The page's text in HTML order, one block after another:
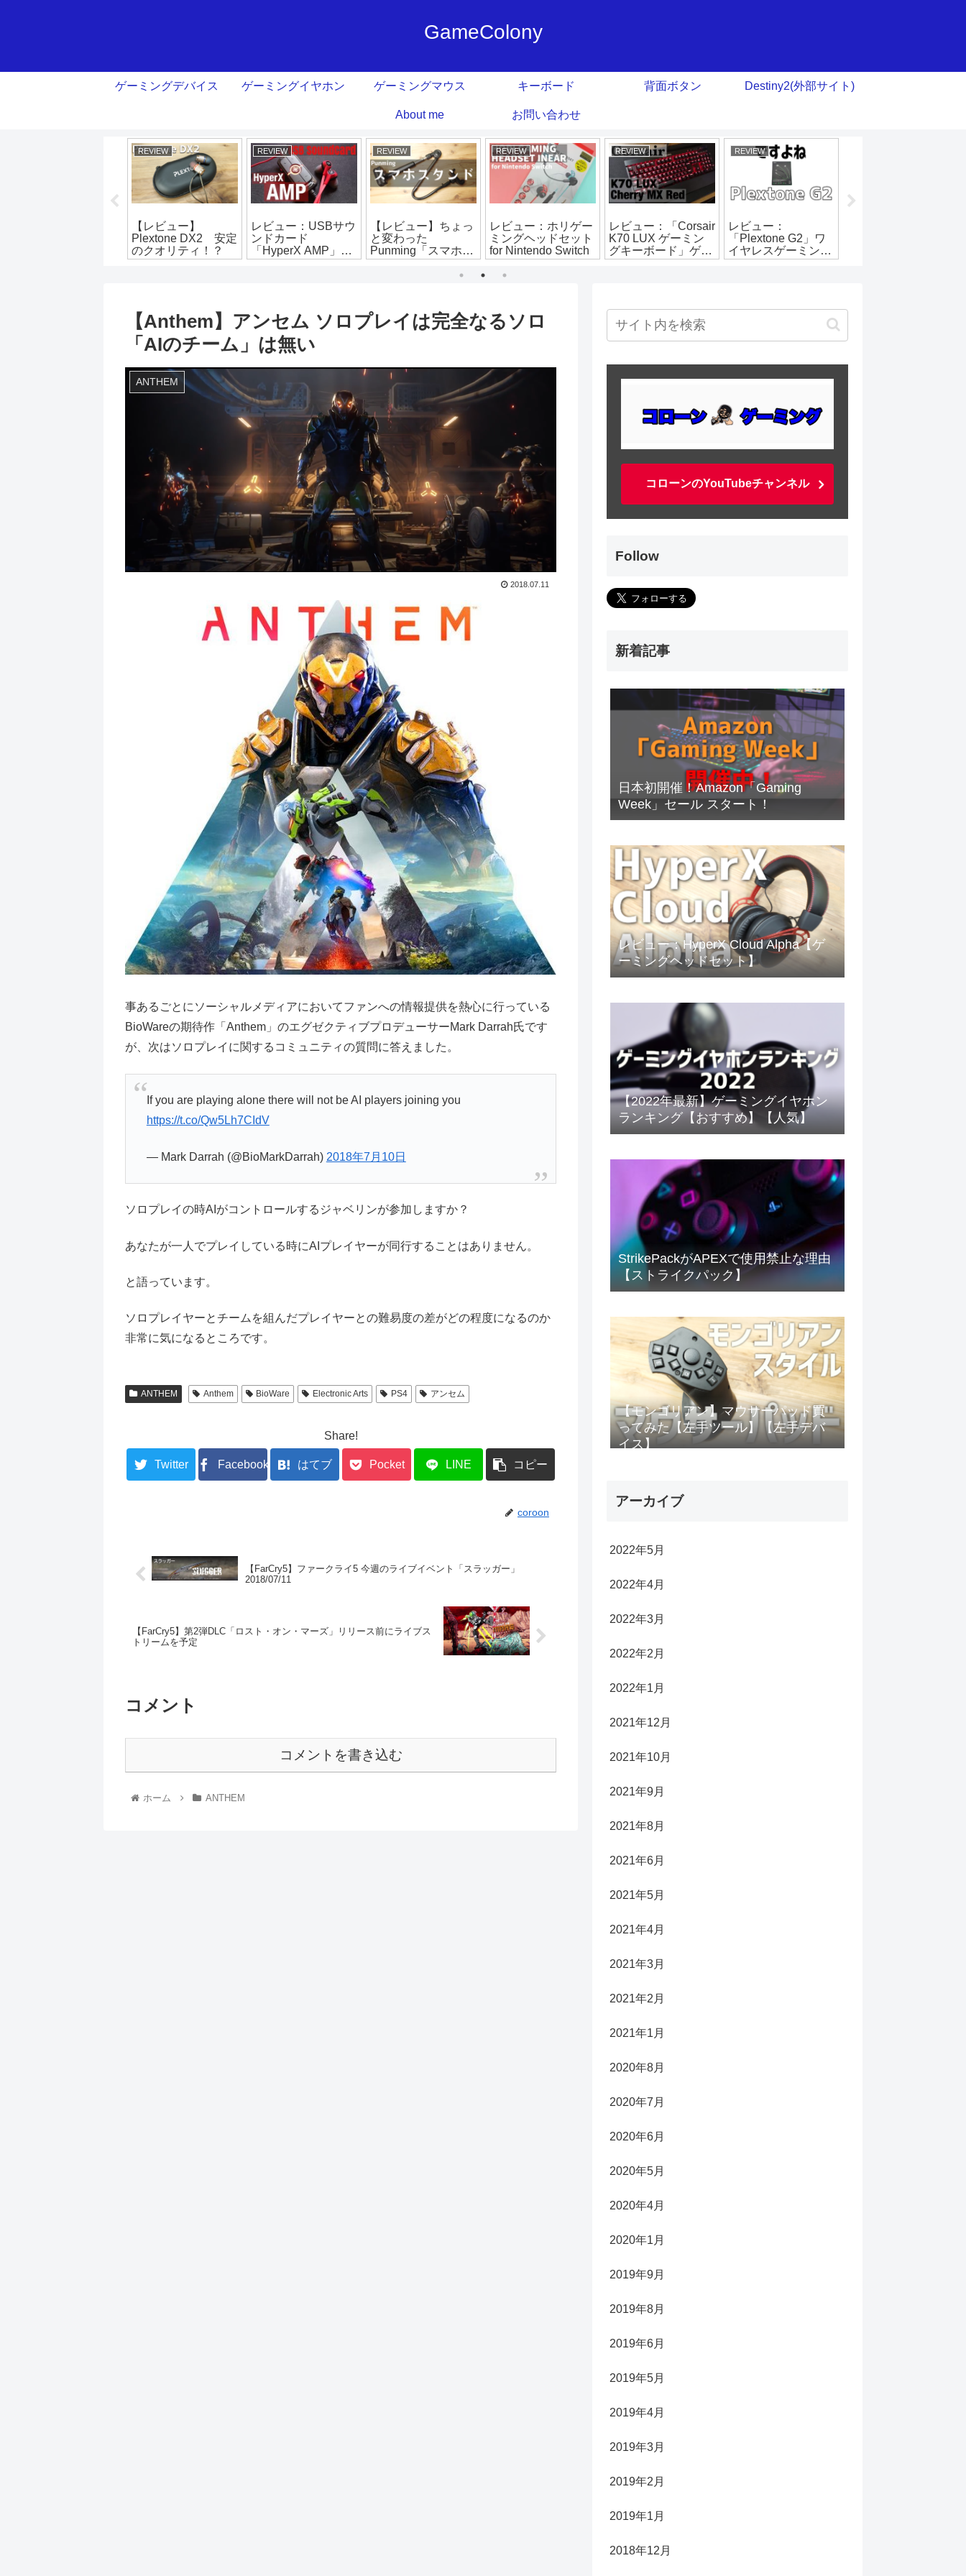
GameColony
ゲーミングデバイス ゲーミングイヤホン ゲーミングマウス キーボード 背面ボタン Destiny2(外部サイト)
About me お問い合わせ
REVIEW
【レビュー】
Plextone DX2 安定
のクオリティ！？
REVIEW
レビュー：USBサウ
ンドカード
「HyperX AMP」バ
ーチャルサラウンド
REVIEW
【レビュー】ちょっ
と変わった
Punming「スマホス
タンド」
REVIEW
レビュー：ホリゲー
ミングヘッドセット
for Nintendo Switch
REVIEW
レビュー：「Corsair
K70 LUX ゲーミン
グキーボード」ゲー
ム以外も”使える”
REVIEW
レビュー：
「Plextone G2」ワ
イヤレスゲーミング
イヤホン「低遅延」
【Anthem】アンセム ソロプレイは完全なるソロ
「AIのチーム」は無い
ANTHEM
2018.07.11
事あるごとにソーシャルメディアにおいてファンへの情報提供を熱心に行っている
BioWareの期待作「Anthem」のエグゼクティブプロデューサーMark Darrah氏です
が、次はソロプレイに関するコミュニティの質問に答えました。
If you are playing alone there will not be AI players joining you
https://t.co/Qw5Lh7CIdV
— Mark Darrah (@BioMarkDarrah) 2018年7月10日
ソロプレイの時AIがコントロールするジャベリンが参加しますか？
あなたが一人でプレイしている時にAIプレイヤーが同行することはありません。
と語っています。
ソロプレイヤーとチームを組んだプレイヤーとの難易度の差がどの程度になるのか
非常に気になるところです。
ANTHEM Anthem BioWare Electronic Arts PS4 アンセム
Share!
Twitter Facebook はてブ Pocket LINE コピー
coroon
【FarCry5】ファークライ5 今週のライブイベント「スラッガー」
2018/07/11
【FarCry5】第2弾DLC「ロスト・オン・マーズ」リリース前にライブス
トリームを予定
コメント
コメントを書き込む
ホーム ANTHEM
コローンのYouTubeチャンネル
Follow
新着記事
日本初開催！Amazon「Gaming
Week」セール スタート！
レビュー：HyperX Cloud Alpha【ゲ
ーミングヘッドセット】
【2022年最新】ゲーミングイヤホン
ランキング【おすすめ】【人気】
StrikePackがAPEXで使用禁止な理由
【ストライクパック】
【モンゴリアン】マウサーパッド買
ってみた【左手ツール】【左手デバ
イス】
アーカイブ
2022年5月
2022年4月
2022年3月
2022年2月
2022年1月
2021年12月
2021年10月
2021年9月
2021年8月
2021年6月
2021年5月
2021年4月
2021年3月
2021年2月
2021年1月
2020年8月
2020年7月
2020年6月
2020年5月
2020年4月
2020年1月
2019年9月
2019年8月
2019年6月
2019年5月
2019年4月
2019年3月
2019年2月
2019年1月
2018年12月